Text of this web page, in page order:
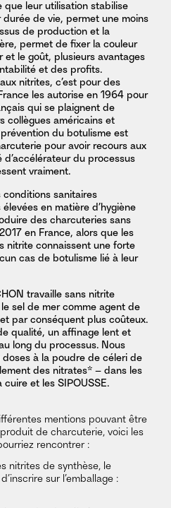
que leur utilisation stabilise
durée de vie, permet une moins
de production et la
permet de fixer la couleur
et le goût, plusieurs avantages
et des profits.
nitrites, c’est pour des
les autorise en 1964 pour
qui se plaignent de
collègues américains et
du botulisme est
pour avoir recours aux
d’accélérateur du processus
vraiment.
conditions sanitaires
élevées en matière d’hygiène
des charcuteries sans
en France, alors que les
nitrite connaissent une forte
cas de botulisme lié à leur
travaille sans nitrite
sel de mer comme agent de
par conséquent plus coûteux.
qualité, un affinage lent et
long du processus. Nous
à la poudre de céleri de
des nitrates* – dans les
et les SIPOUSSE.
mentions pouvant être
produit de charcuterie, voici les
rencontrer :
nitrites de synthèse, le
sur l’emballage :